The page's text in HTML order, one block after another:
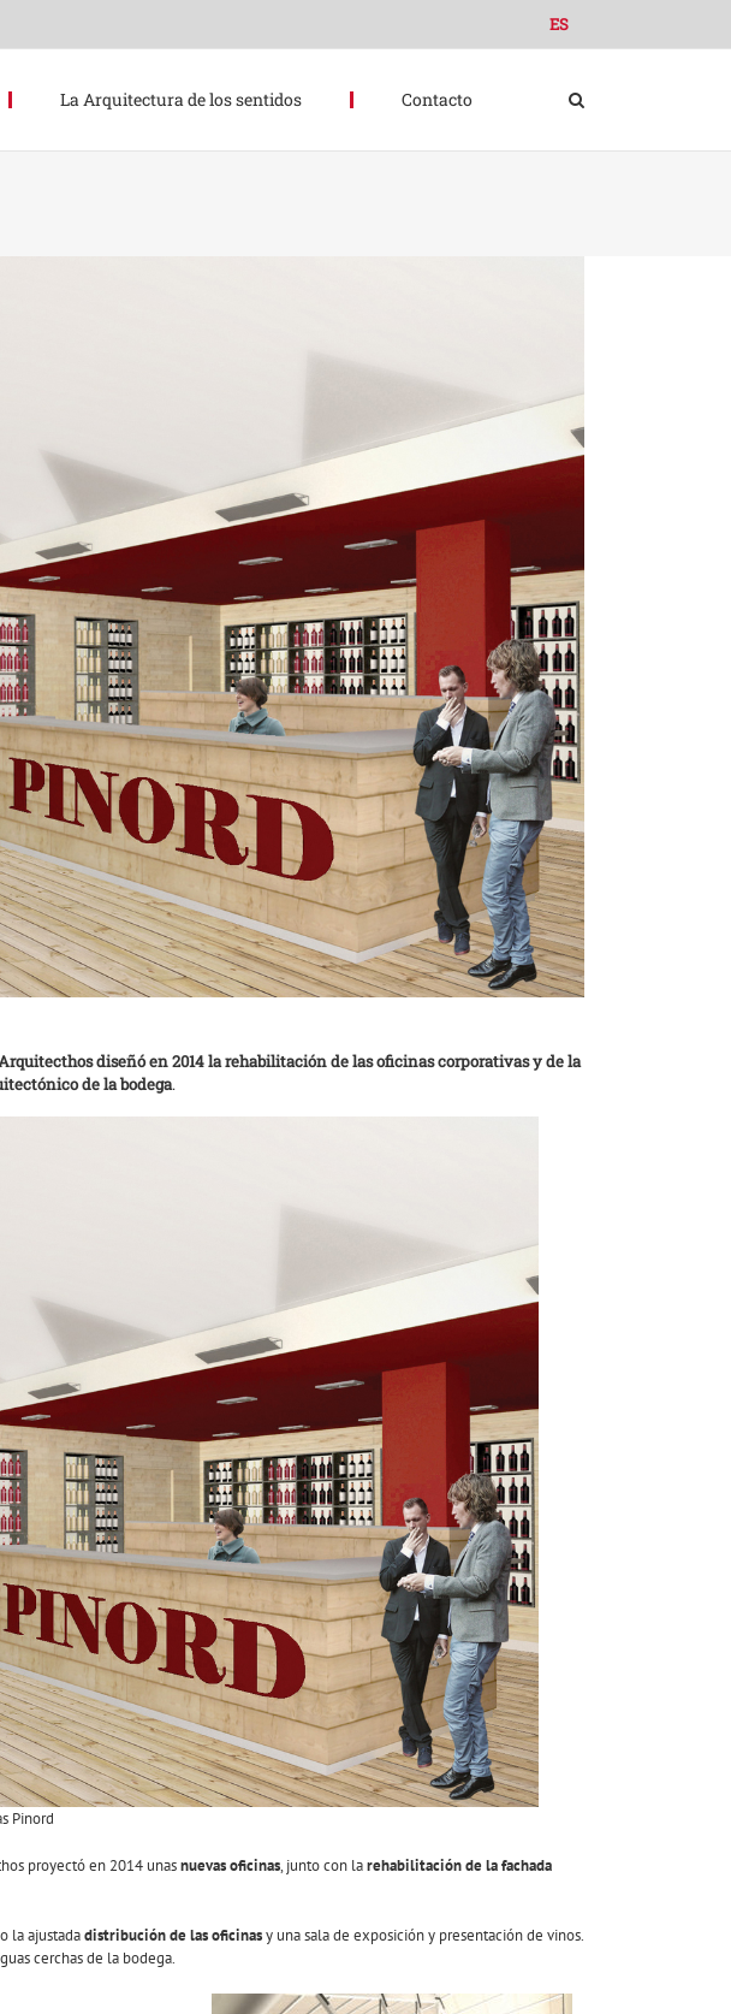
ES
La Arquitectura de los sentidos Contacto
diseñó en 2014 la rehabilitación de las oficinas corporativas y de la
de la bodega.
Pinord
proyectó en 2014 unasnuevas oficinas, junto con larehabilitación de la fachada
la ajustadadistribución de las oficinasy una sala de exposición y presentación de vinos.
cerchas de la bodega.